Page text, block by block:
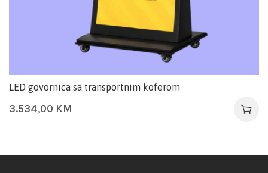
LED govornica sa transportnim koferom
3.534,00 KM